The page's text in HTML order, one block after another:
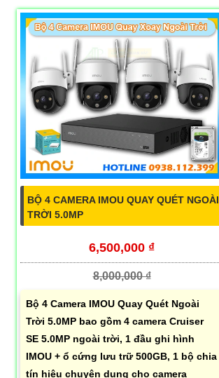
BỘ 4 CAMERA IMOU QUAY QUÉT NGOÀI
TRỜI 5.0MP
6,500,000 ₫
8,000,000 ₫
Bộ 4 Camera IMOU Quay Quét Ngoài
Trời 5.0MP bao gồm 4 camera Cruiser
SE 5.0MP ngoài trời, 1 đầu ghi hình
IMOU + ổ cứng lưu trữ 500GB, 1 bộ chia
tín hiệu chuyên dụng cho camera